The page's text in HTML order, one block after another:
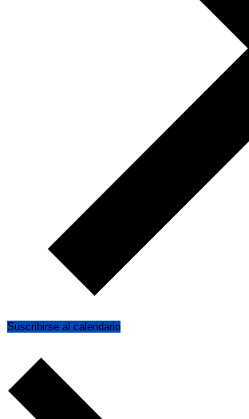
Suscribirse al calendario